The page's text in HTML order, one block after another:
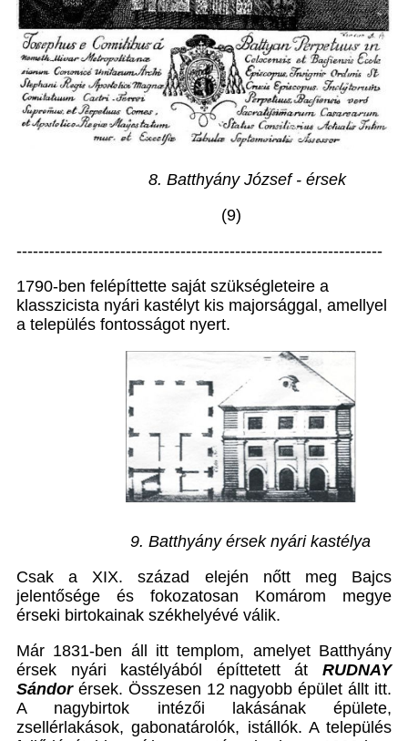
8. Batthyány József - érsek
(9)
-------------------------------------------------------------------
1790-ben felépíttette saját szükségleteire a
klasszicista nyári kastélyt kis majorsággal, amellyel
a település fontosságot nyert.
9. Batthyány érsek nyári kastélya
Csak a XIX. század elején nőtt meg Bajcs
jelentősége és fokozatosan Komárom megye
érseki birtokainak székhelyévé válik.
Már 1831-ben áll itt templom, amelyet Batthyány
érsek nyári kastélyából építtetett át RUDNAY
Sándor érsek. Összesen 12 nagyobb épület állt itt.
A nagybirtok intézői lakásának épülete,
zsellérlakások, gabonatárolók, istállók. A település